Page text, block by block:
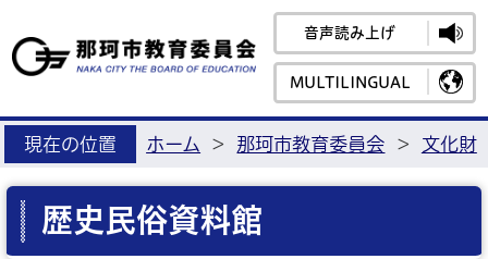
那珂市教
音声読み上げ
MULTILINGUAL
現在の位置 ホーム > 那珂市教育委員会 > 文化財
歴史民俗資料館